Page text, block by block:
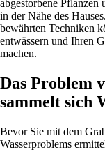
abgestorbene Pflanzen
in der Nähe des
bewährten Techniken
entwässern und Ihren
machen.
Das Problem
sammelt sich
Bevor Sie mit dem
Wasserproblems